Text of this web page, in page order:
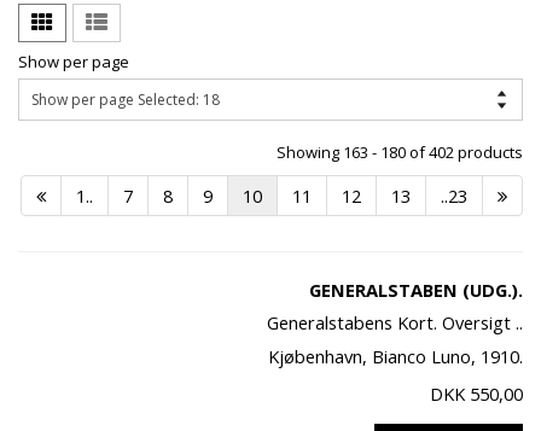
Show per page
Showing 163 - 180 of 402 products
1.. 7 8 9 10 11 12 13 ..23
GENERALSTABEN (UDG.).
Generalstabens Kort. Oversigt ..
Kjøbenhavn, Bianco Luno, 1910.
DKK 550,00